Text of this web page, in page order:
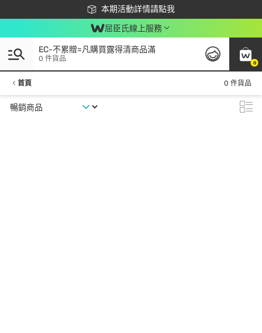
本期活動詳情請點我
下載app最高回饋$350
屈臣氏線上服務
0
EC-不累贈=凡購買露得清商品滿
0 件貨品
首頁 0 件貨品